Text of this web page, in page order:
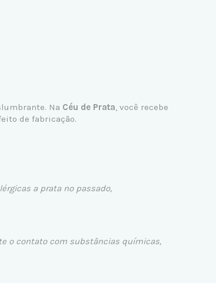
Na Céu de Prata, você recebe
de fabricação.
a prata no passado,
o contato com substâncias químicas,